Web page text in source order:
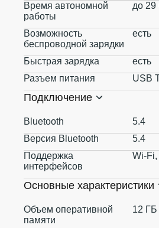
Время автономной
работы
до 29
Возможность
беспроводной зарядки
есть
Быстрая зарядка
есть
Разъем питания
USB
Подключение
Bluetooth
5.4
Версия Bluetooth
5.4
Поддержка
интерфейсов
Wi-
Основные характеристики
Объем оперативной
памяти
12 ГБ